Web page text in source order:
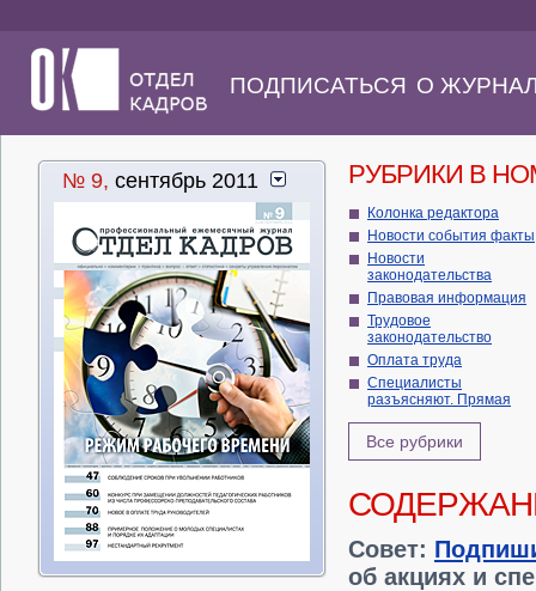
ПОДПИСАТЬСЯ О
№ 9, сентябрь 2011 РУБРИКИ В
Колонка редактора
Новости события факты
Новости
законодательства
Правовая информация
Трудовое
законодательство
Оплата труда
Специалисты
разъясняют. Прямая
Все рубрики
Совет:
об акциях и